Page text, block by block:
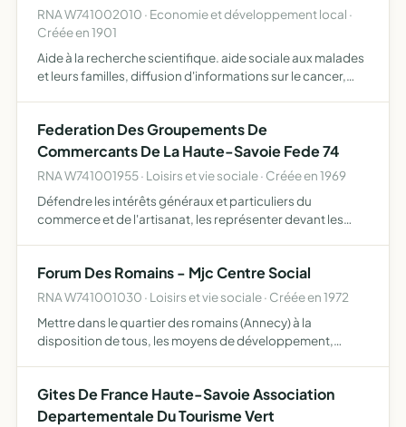
RNA W741002010 · Economie et développement local ·
Créée en 1901
Aide à la recherche scientifique. aide sociale aux malades
et leurs familles, diffusion d'informations sur le cancer,
Federation Des Groupements De
Commercants De La Haute-Savoie Fede 74
RNA W741001955 · Loisirs et vie sociale · Créée en 1969
Défendre les intérêts généraux et particuliers du
commerce et de l'artisanat, les représenter devant les
Forum Des Romains - Mjc Centre Social
RNA W741001030 · Loisirs et vie sociale · Créée en 1972
Mettre dans le quartier des romains (Annecy) à la
disposition de tous, les moyens de développement,
Gites De France Haute-Savoie Association
Departementale Du Tourisme Vert